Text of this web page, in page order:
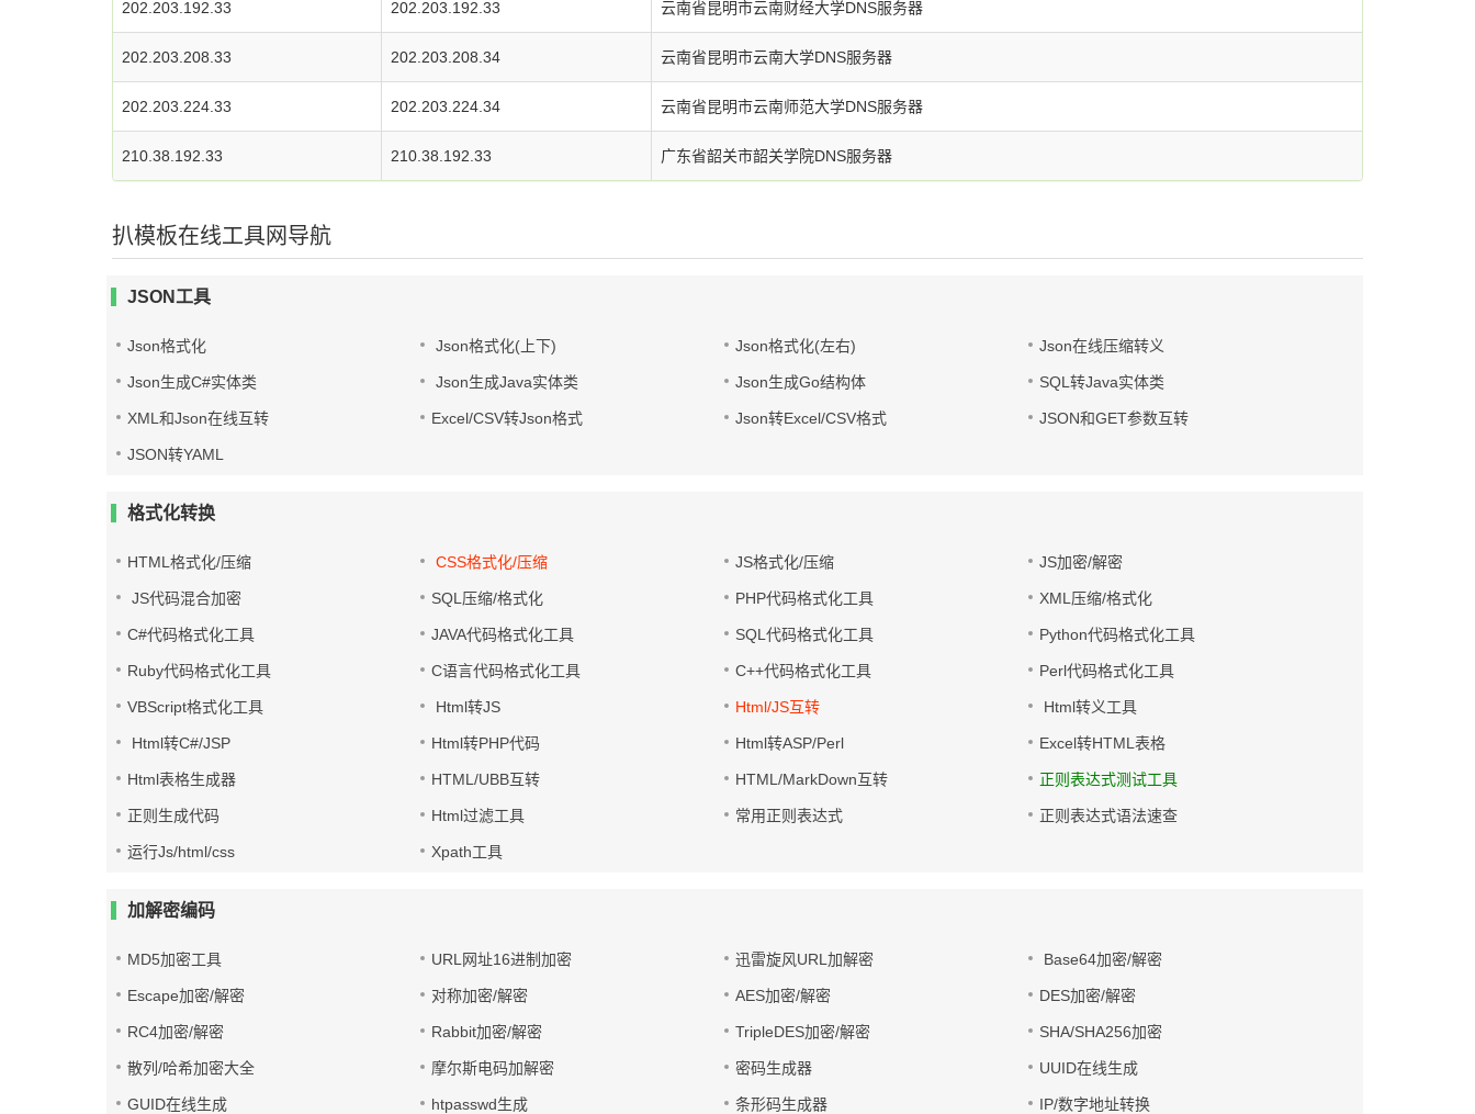
202.203.192.33 202.203.192.33 云南省昆明市云南财经大学DNS服务器
202.203.208.33 202.203.208.34 云南省昆明市云南大学DNS服务器
202.203.224.33 202.203.224.34 云南省昆明市云南师范大学DNS服务器
210.38.192.33 210.38.192.33 广东省韶关市韶关学院DNS服务器
扒模板在线工具网导航
JSON工具
Json格式化 Json格式化(上下) Json格式化(左右) Json在线压缩转义
Json生成C#实体类 Json生成Java实体类 Json生成Go结构体 SQL转Java实体类
XML和Json在线互转 Excel/CSV转Json格式 Json转Excel/CSV格式 JSON和GET参数互转
JSON转YAML
格式化转换
HTML格式化/压缩 CSS格式化/压缩 JS格式化/压缩 JS加密/解密
JS代码混合加密 SQL压缩/格式化 PHP代码格式化工具 XML压缩/格式化
C#代码格式化工具 JAVA代码格式化工具 SQL代码格式化工具 Python代码格式化工具
Ruby代码格式化工具 C语言代码格式化工具 C++代码格式化工具 Perl代码格式化工具
VBScript格式化工具 Html转JS Html/JS互转 Html转义工具
Html转C#/JSP Html转PHP代码 Html转ASP/Perl Excel转HTML表格
Html表格生成器 HTML/UBB互转 HTML/MarkDown互转 正则表达式测试工具
正则生成代码 Html过滤工具 常用正则表达式 正则表达式语法速查
运行Js/html/css Xpath工具
加解密编码
MD5加密工具 URL网址16进制加密 迅雷旋风URL加解密 Base64加密/解密
Escape加密/解密 对称加密/解密 AES加密/解密 DES加密/解密
RC4加密/解密 Rabbit加密/解密 TripleDES加密/解密 SHA/SHA256加密
散列/哈希加密大全 摩尔斯电码加解密 密码生成器 UUID在线生成
GUID在线生成 htpasswd生成 条形码生成器 IP/数字地址转换